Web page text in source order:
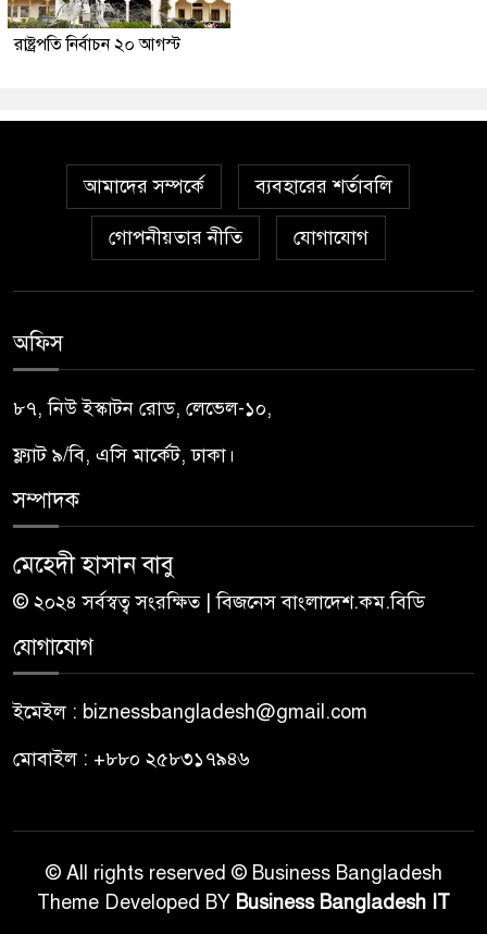
রাষ্ট্রপতি নির্বাচন ২০ আগস্ট
আমাদের সম্পর্কে ব্যবহারের শর্তাবলি
গোপনীয়তার নীতি যোগাযোগ
অফিস
৮৭, নিউ ইস্কাটন রোড, লেভেল-১০,
ফ্ল্যাট ৯/বি, এসি মার্কেট, ঢাকা।
সম্পাদক
মেহেদী হাসান বাবু
© ২০২৪ সর্বস্বত্ব সংরক্ষিত | বিজনেস বাংলাদেশ.কম.বিডি
যোগাযোগ
ইমেইল : biznessbangladesh@gmail.com
মোবাইল : +৮৮০ ২৫৮৩১৭৯৪৬
© All rights reserved © Business Bangladesh
Theme Developed BY Business Bangladesh IT